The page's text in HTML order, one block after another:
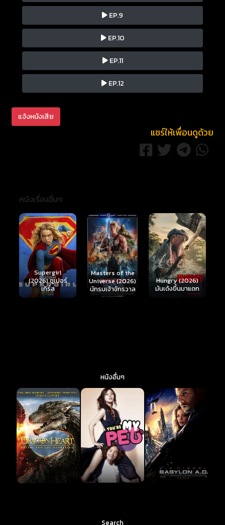
EP.9
EP.10
EP.11
EP.12
แจ้งหนังเสีย
แชร์ให้เพื่อนดูด้วย
หนังเรื่องอื่นๆ
Masters of the
Universe (2026)
นักรบเจ้าจักรวาล
Hungry (2026)
มันเด้งขึ้นมาแดก
Ready or Not 2:
Here I Come
(2026) เกมพร้อม
ตาย 2
หนังอื่นๆ
Search